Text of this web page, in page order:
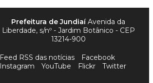
Prefeitura de JundiaíAvenida da
Liberdade, s/nº - Jardim Botânico - CEP
13214-900
Feed RSS das notícias
Facebook
Instagram
YouTube Flickr Twitter